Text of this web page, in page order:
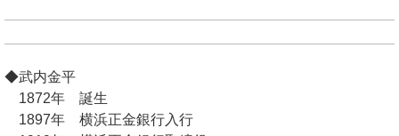
◆武内金平
1872年 誕生
1897年 横浜正金銀行入行